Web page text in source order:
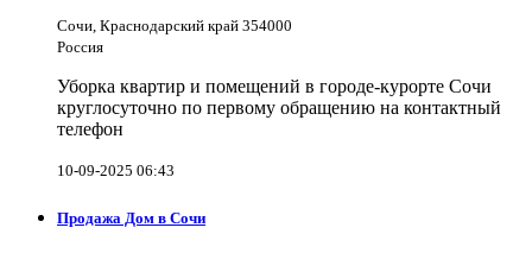
Сочи, Краснодарский край 354000
Россия
Уборка квартир и помещений в городе-курорте Сочи
круглосуточно по первому обращению на контактный
телефон
10-09-2025 06:43
Продажа Дом в Сочи